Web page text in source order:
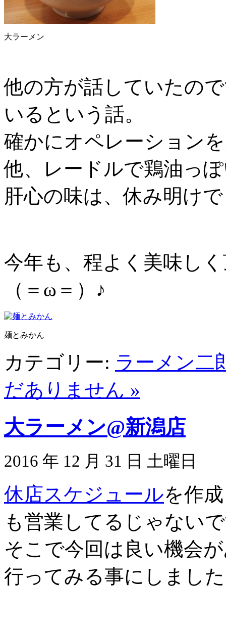
大ラーメン
他の方が話していたの
いるという話。
確かにオペレーション
他、レードルで鶏油っ
肝心の味は、休み明け
今年も、程よく美味し
（＝ω＝）♪
麺とみかん
カテゴリー: ラーメン二
だありません »
大ラーメン@新潟店
2016 年 12 月 31 日 土曜日
休店スケジュールを作
も営業してるじゃない
そこで今回は良い機会
行ってみる事にしまし